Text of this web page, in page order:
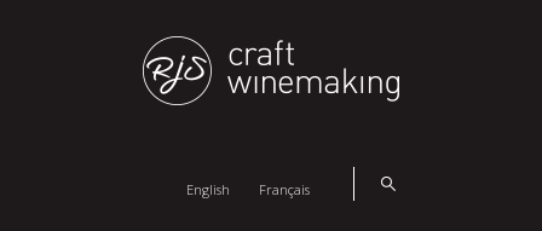
English Français